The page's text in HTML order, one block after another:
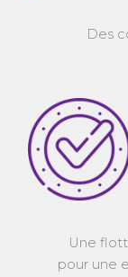
Des
Une
pour une